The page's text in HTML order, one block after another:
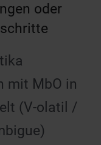
oder
mit MbO in
(V-olatil /